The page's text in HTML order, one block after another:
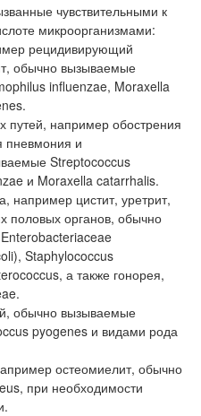
чувствительными к
микроорганизмами:
рецидивирующий
обычно вызываемые
influenzae, Moraxella
путей, например обострения
пневмония и
Streptococcus
и Moraxella catarrhalis.
например цистит, уретрит,
половых органов, обычно
Staphylococcus
а также гонорея,
обычно вызываемые
pyogenes и видами рода
остеомиелит, обычно
при необходимости